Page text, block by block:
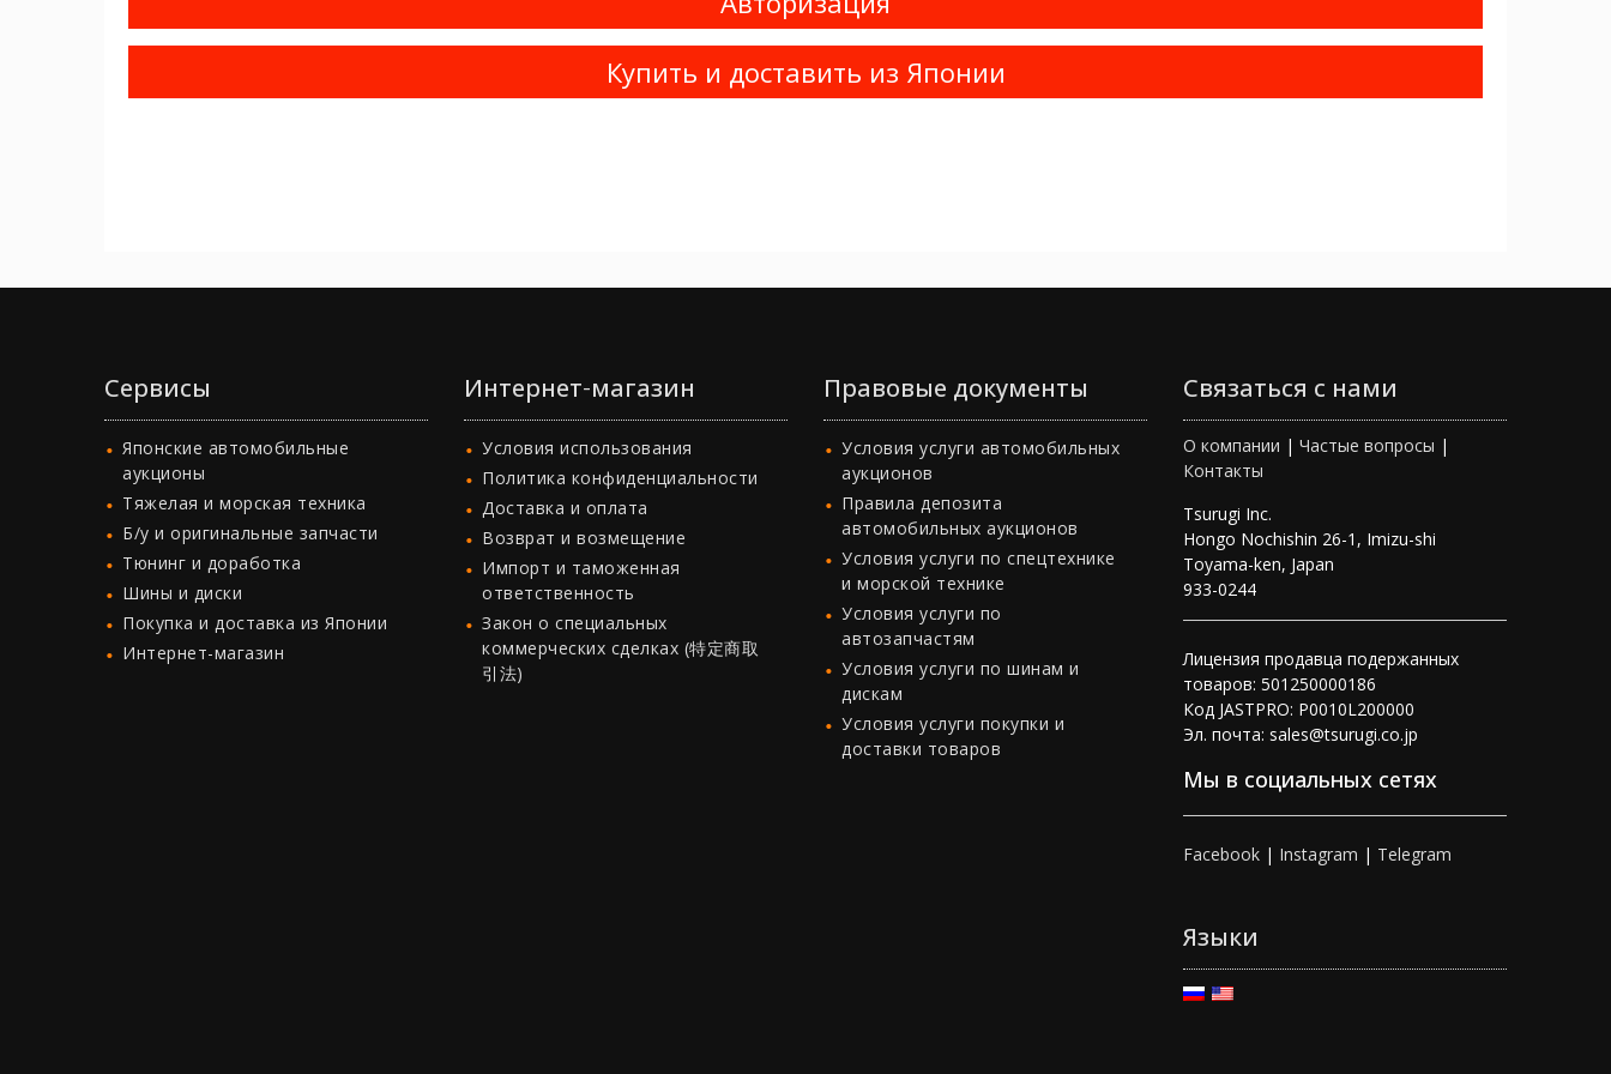
Купить и доставить из Японии
Сервисы
Японские автомобильные
аукционы
Тяжелая и морская техника
Б/у и оригинальные запчасти
Тюнинг и доработка
Шины и диски
Покупка и доставка из Японии
Интернет-магазин
Интернет-магазин
Условия использования
Политика конфиденциальности
Доставка и оплата
Возврат и возмещение
Импорт и таможенная
ответственность
Закон о специальных
коммерческих сделках (特定商取
引法)
Правовые документы
Условия услуги автомобильных
аукционов
Правила депозита
автомобильных аукционов
Условия услуги по спецтехнике
и морской технике
Условия услуги по
автозапчастям
Условия услуги по шинам и
дискам
Условия услуги покупки и
доставки товаров
Связаться с нами
О компании | Частые вопросы |
Контакты
Tsurugi Inc.
Hongo Nochishin 26-1, Imizu-shi
Toyama-ken, Japan
933-0244
Лицензия продавца подержанных
товаров: 501250000186
Код JASTPRO: P0010L200000
Эл. почта: sales@tsurugi.co.jp
Мы в социальных сетях
Facebook | Instagram | Telegram
Языки